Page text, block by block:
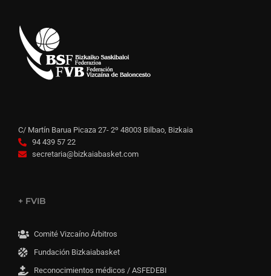
C/ Martín Barua Picaza 27- 2º 48003 Bilbao, Bizkaia
94 439 57 22
secretaria@bizkaiabasket.com
+ FVIB
Comité Vizcaíno Árbitros
Fundación Bizkaiabasket
Reconocimientos médicos / ASFEDEBI